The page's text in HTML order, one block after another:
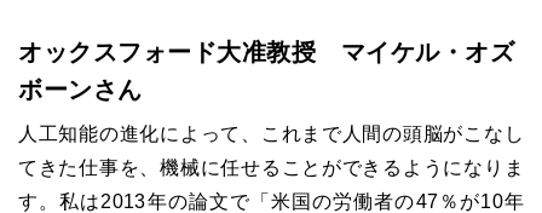
オックスフォード大准教授 マイケル・オズ
ボーンさん
人工知能の進化によって、これまで人間の頭脳がこなし
てきた仕事を、機械に任せることができるようになりま
す。私は2013年の論文で「米国の労働者の47％が10年